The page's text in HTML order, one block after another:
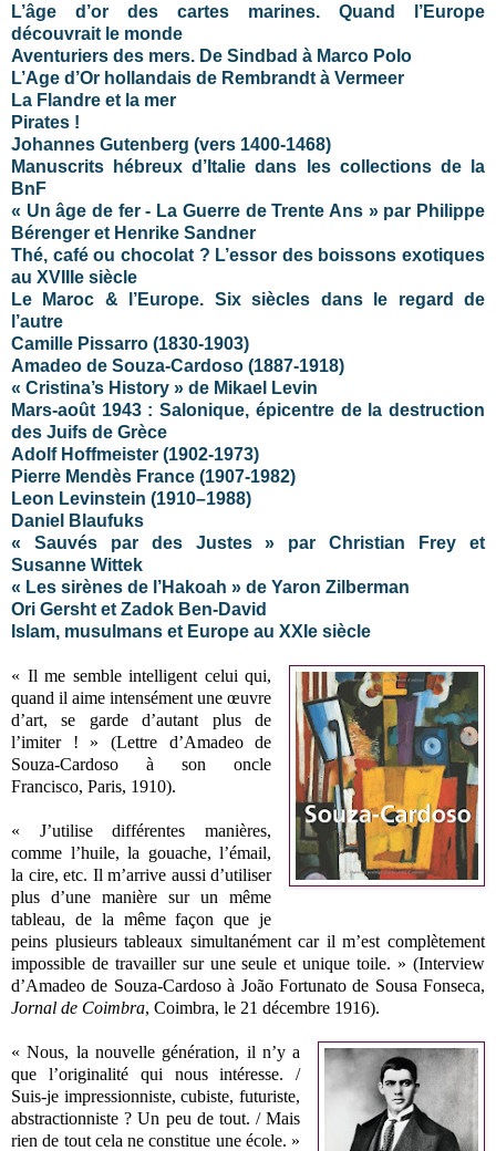
L’âge d’or des cartes marines. Quand l’Europe
découvrait le monde
Aventuriers des mers. De Sindbad à Marco Polo
L’Age d’Or hollandais de Rembrandt à Vermeer
La Flandre et la mer
Pirates !
Johannes Gutenberg (vers 1400-1468)
Manuscrits hébreux d’Italie dans les collections de la
BnF
« Un âge de fer - La Guerre de Trente Ans » par Philippe
Bérenger et Henrike Sandner
Thé, café ou chocolat ? L’essor des boissons exotiques
au XVIIIe siècle
Le Maroc & l’Europe. Six siècles dans le regard de
l’autre
Camille Pissarro (1830-1903)
Amadeo de Souza-Cardoso (1887-1918)
« Cristina’s History » de Mikael Levin
Mars-août 1943 : Salonique, épicentre de la destruction
des Juifs de Grèce
Adolf Hoffmeister (1902-1973)
Pierre Mendès France (1907-1982)
Leon Levinstein (1910–1988)
Daniel Blaufuks
« Sauvés par des Justes » par Christian Frey et
Susanne Wittek
« Les sirènes de l’Hakoah » de Yaron Zilberman
Ori Gersht et Zadok Ben-David
Islam, musulmans et Europe au XXIe siècle
« Il me semble intelligent celui qui,
quand il aime intensément une œuvre
d’art, se garde d’autant plus de
l’imiter ! » (Lettre d’Amadeo de
Souza-Cardoso à son oncle
Francisco, Paris, 1910).
« J’utilise différentes manières,
comme l’huile, la gouache, l’émail,
la cire, etc. Il m’arrive aussi d’utiliser
plus d’une manière sur un même
tableau, de la même façon que je
peins plusieurs tableaux simultanément car il m’est complètement
impossible de travailler sur une seule et unique toile. » (Interview
d’Amadeo de Souza-Cardoso à João Fortunato de Sousa Fonseca,
Jornal de Coimbra, Coimbra, le 21 décembre 1916).
« Nous, la nouvelle génération, il n’y a
que l’originalité qui nous intéresse. /
Suis-je impressionniste, cubiste, futuriste,
abstractionniste ? Un peu de tout. / Mais
rien de tout cela ne constitue une école. »